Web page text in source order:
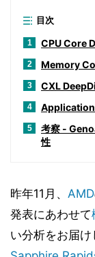
目次
1 CPU Core
2 Memory
3 CXL
4
5
考察 -
性
昨年11月、 AMD
発表にあわせて
い分析をお届